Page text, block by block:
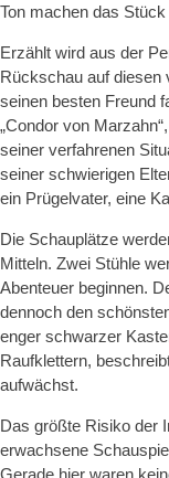
Ton machen das
Erzählt wird aus der
Rückschau auf diesen
seinen besten Freund
„Condor von
seiner verfahrenen
seiner schwierigen
ein Prügelvater, eine
Die Schauplätze
Mitteln. Zwei Stühle
Abenteuer beginnen.
dennoch den
enger schwarzer
Raufklettern,
aufwächst.
Das größte Risiko der
erwachsene
Gerade hier waren